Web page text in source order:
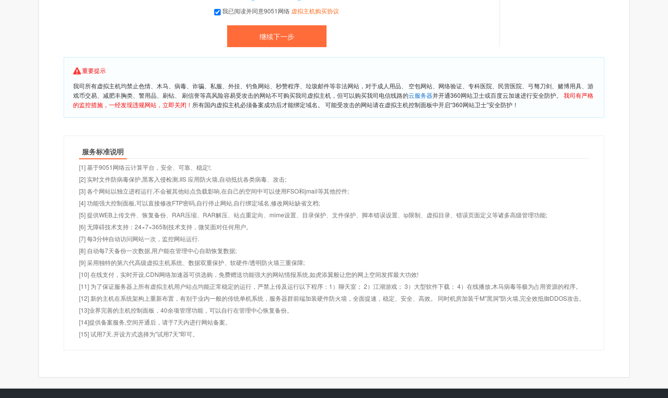
我已阅读并同意9051网络 虚拟主机购买协议
重要提示
我司所有虚拟主机均禁止色情、木马、病毒、诈骗、私服、外挂、钓鱼网站、秒赞程序、垃圾邮件等非法网站，对于成人用品、 空包网站、网络验证、专科医院、民营医院、弓驽刀剑、赌博用具、游
戏币交易、减肥丰胸类、警用品、刷钻、 刷信誉等高风险容易受攻击的网站不可购买我司虚拟主机，但可以购买我司电信线路的云服务器并开通360网站卫士或百度云加速进行安全防护。 我司有严格
的监控措施，一经发现违规网站，立即关闭！ 所有国内虚拟主机必须备案成功后才能绑定域名。 可能受攻击的网站请在虚拟主机控制面板中开启“360网站卫士”安全防护！
服务标准说明
[1] 基于9051网络云计算平台，安全、可靠、稳定!;
[2] 实时文件防病毒保护,黑客入侵检测,IIS 应用防火墙,自动抵抗各类病毒、攻击;
[3] 各个网站以独立进程运行,不会被其他站点负载影响,在自己的空间中可以使用FSO和jmail等其他控件;
[4] 功能强大控制面板,可以直接修改FTP密码,自行停止网站,自行绑定域名,修改网站缺省文档;
[5] 提供WEB上传文件、恢复备份、RAR压缩、RAR解压、站点重定向、mime设置、目录保护、文件保护、脚本错误设置、ip限制、虚拟目录、错误页面定义等诸多高级管理功能;
[6] 无障碍技术支持：24×7×365制技术支持，微笑面对任何用户。
[7] 每3分钟自动访问网站一次，监控网站运行.
[8] 自动每7天备份一次数据,用户能在管理中心自助恢复数据;
[9] 采用独特的第六代高级虚拟主机系统、数据双重保护、软硬件/透明防火墙三重保障;
[10] 在线支付，实时开设,CDN网络加速器可供选购，免费赠送功能强大的网站情报系统,如虎添翼般让您的网上空间发挥最大功效!
[11] 为了保证服务器上所有虚拟主机用户站点均能正常稳定的运行，严禁上传及运行以下程序：1）聊天室； 2）江湖游戏； 3）大型软件下载； 4）在线播放,木马病毒等极为占用资源的程序。
[12] 新的主机在系统架构上重新布置，有别于业内一般的传统单机系统，服务器群前端加装硬件防火墙，全面提速，稳定、安全、高效。 同时机房加装千M"黑洞"防火墙,完全效抵御DDOS攻击。
[13]业界完善的主机控制面板，40余项管理功能，可以自行在管理中心恢复备份。
[14]提供备案服务,空间开通后，请于7天内进行网站备案。
[15] 试用7天.开设方式选择为"试用7天"即可。